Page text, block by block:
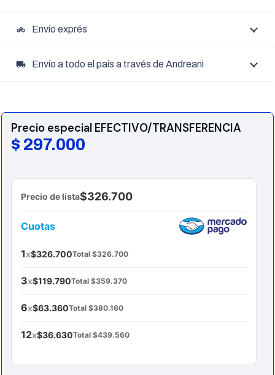
motorcycle Envío exprés
local_shipping Envío a todo el país a través de Andreani
Precio especial EFECTIVO/TRANSFERENCIA
$ 297.000
Precio de lista$326.700
Cuotas
1x$326.700Total $326.700
3x$119.790Total $359.370
6x$63.360Total $380.160
12x$36.630Total $439.560